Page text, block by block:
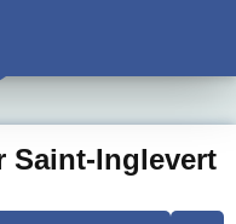
Saint-Inglevert